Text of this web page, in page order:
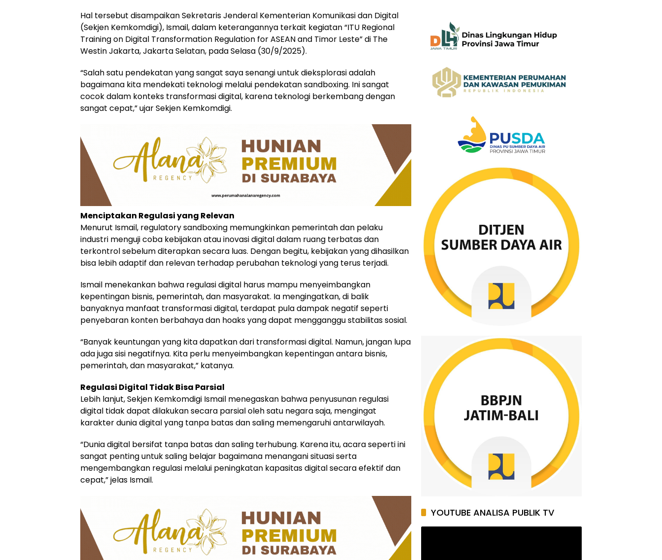
Hal tersebut disampaikan Sekretaris Jenderal Kementerian Komunikasi dan Digital
(Sekjen Kemkomdigi), Ismail, dalam keterangannya terkait kegiatan “ITU Regional
Training on Digital Transformation Regulation for ASEAN and Timor Leste” di The
Westin Jakarta, Jakarta Selatan, pada Selasa (30/9/2025).
“Salah satu pendekatan yang sangat saya senangi untuk dieksplorasi adalah
bagaimana kita mendekati teknologi melalui pendekatan sandboxing. Ini sangat
cocok dalam konteks transformasi digital, karena teknologi berkembang dengan
sangat cepat,” ujar Sekjen Kemkomdigi.
Menciptakan Regulasi yang Relevan
Menurut Ismail, regulatory sandboxing memungkinkan pemerintah dan pelaku
industri menguji coba kebijakan atau inovasi digital dalam ruang terbatas dan
terkontrol sebelum diterapkan secara luas. Dengan begitu, kebijakan yang dihasilkan
bisa lebih adaptif dan relevan terhadap perubahan teknologi yang terus terjadi.
Ismail menekankan bahwa regulasi digital harus mampu menyeimbangkan
kepentingan bisnis, pemerintah, dan masyarakat. Ia mengingatkan, di balik
banyaknya manfaat transformasi digital, terdapat pula dampak negatif seperti
penyebaran konten berbahaya dan hoaks yang dapat mengganggu stabilitas sosial.
“Banyak keuntungan yang kita dapatkan dari transformasi digital. Namun, jangan lupa
ada juga sisi negatifnya. Kita perlu menyeimbangkan kepentingan antara bisnis,
pemerintah, dan masyarakat,” katanya.
Regulasi Digital Tidak Bisa Parsial
Lebih lanjut, Sekjen Kemkomdigi Ismail menegaskan bahwa penyusunan regulasi
digital tidak dapat dilakukan secara parsial oleh satu negara saja, mengingat
karakter dunia digital yang tanpa batas dan saling memengaruhi antarwilayah.
“Dunia digital bersifat tanpa batas dan saling terhubung. Karena itu, acara seperti ini
sangat penting untuk saling belajar bagaimana menangani situasi serta
mengembangkan regulasi melalui peningkatan kapasitas digital secara efektif dan
cepat,” jelas Ismail.
YOUTUBE ANALISA PUBLIK TV